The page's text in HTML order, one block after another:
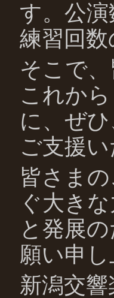
す。公
練習回
そこで
これか
に、ぜ
ご支援
皆さま
ぐ大き
と発展
願い申し
新潟交